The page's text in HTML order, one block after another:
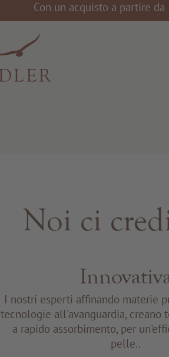
Con un acquisto a partire
Noi ci
I nostri esperti affinando materie
tecnologie all'avanguardia, creano
a rapido assorbimento, per
pelle..